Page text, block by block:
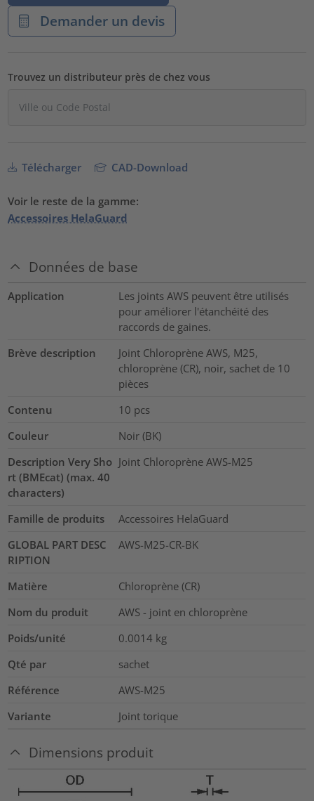
Demander un devis
Trouvez un distributeur près de chez vous
Télécharger CAD-Download
Voir le reste de la gamme:
Accessoires HelaGuard
Données de base
Application
Les joints AWS peuvent être utilisés
pour améliorer l'étanchéité des
raccords de gaines.
Brève description
Joint Chloroprène AWS, M25,
chloroprène (CR), noir, sachet de 10
pièces
Contenu
10 pcs
Couleur
Noir (BK)
Description Very Sho
rt (BMEcat) (max. 40
characters)
Joint Chloroprène AWS-M25
Famille de produits
Accessoires HelaGuard
GLOBAL PART DESC
RIPTION
AWS-M25-CR-BK
Matière
Chloroprène (CR)
Nom du produit
AWS - joint en chloroprène
Poids/unité
0.0014 kg
Qté par
sachet
Référence
AWS-M25
Variante
Joint torique
Dimensions produit